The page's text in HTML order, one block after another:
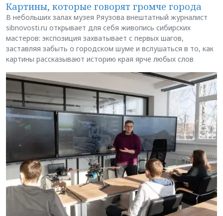
Картины, которые говорят громче города
В небольших залах музея Ряузова внештатный журналист
sibnovosti.ru открывает для себя живопись сибирских
мастеров: экспозиция захватывает с первых шагов,
заставляя забыть о городском шуме и вслушаться в то, как
картины рассказывают историю края ярче любых слов